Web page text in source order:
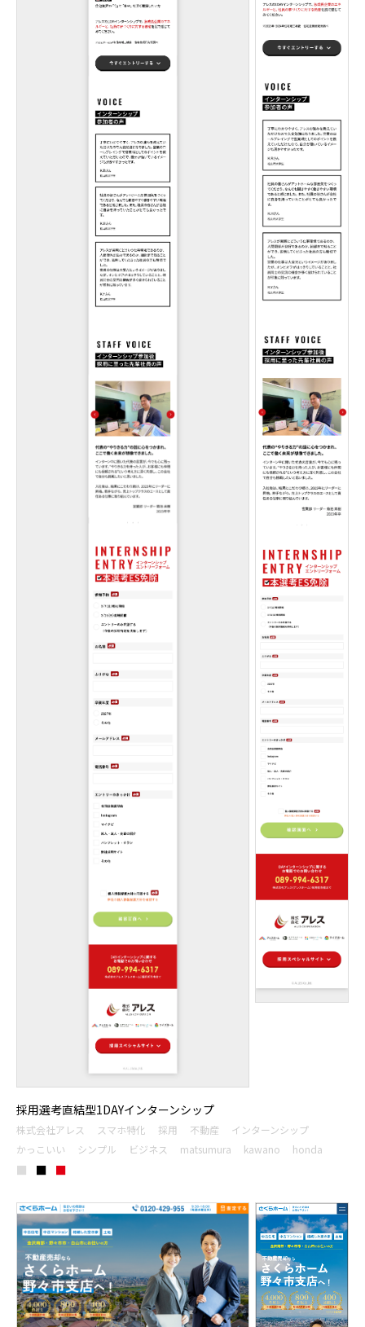
採用選考直結型1DAYインターンシップ
株式会社アレス スマホ特化 採用 不動産
インターンシップ
かっこいい
シンプル ビジネス matsumura kawano honda
■ ■ ■